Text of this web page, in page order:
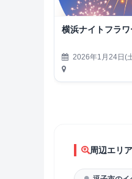
横浜ナイトフラワ
2026年1月24日(
周辺エリ